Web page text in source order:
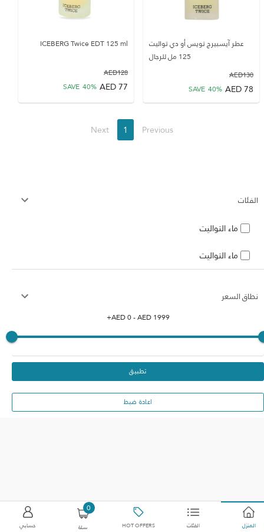
الفئات
ماء التواليت
ماء التواليت
نطاق السعر
AED0- AED1999
+
تطبيق
اعادة ضبط
عطر آيسبيرج تويس أو دي تواليت
125 مل للرجال
130
AED
78
AED
SAVE 40%
ICEBERG Twice EDT 125 ml
128
AED
77
AED
SAVE 40%
Previous
1
Next
المنزل الفئات HOT OFFERS
0
سلة حسابي